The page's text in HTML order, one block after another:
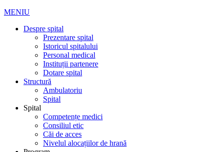
MENIU
Despre spital
Prezentare spital
Istoricul spitalului
Personal medical
Instituții partenere
Dotare spital
Structură
Ambulatoriu
Spital
Spital
Competențe medici
Consiliul etic
Căi de acces
Nivelul alocațiilor de hrană